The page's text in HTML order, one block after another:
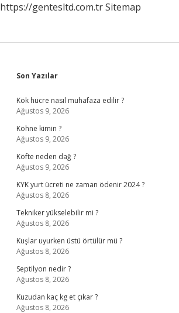
https://gentesltd.com.trSitemap
Sidebar
Son Yazılar
Kök hücre nasıl muhafaza edilir ?
Ağustos 9, 2026
Köhne kimin ?
Ağustos 9, 2026
Köfte neden dağ ?
Ağustos 9, 2026
KYK yurt ücreti ne zaman ödenir 2024 ?
Ağustos 8, 2026
Tekniker yükselebilir mi ?
Ağustos 8, 2026
Kuşlar uyurken üstü örtülür mü ?
Ağustos 8, 2026
Septilyon nedir ?
Ağustos 8, 2026
Kuzudan kaç kg et çıkar ?
Ağustos 8, 2026